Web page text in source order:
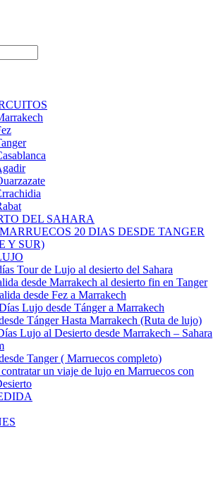
DEL SAHARA
20 DIAS DESDE TANGER
Y SUR)
Tour de Lujo al desierto del Sahara
desde Marrakech al desierto fin en Tanger
desde Fez a Marrakech
Lujo desde Tánger a Marrakech
Tánger Hasta Marrakech (Ruta de lujo)
Lujo al Desierto desde Marrakech – Sahara
Tanger ( Marruecos completo)
un viaje de lujo en Marruecos con